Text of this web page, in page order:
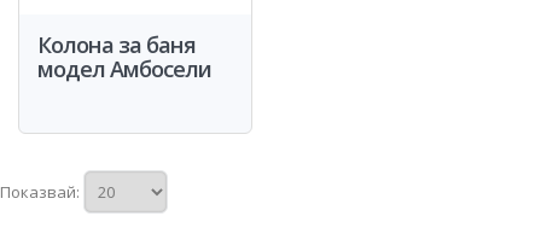
Колона за баня
модел Амбосели
Показвай: